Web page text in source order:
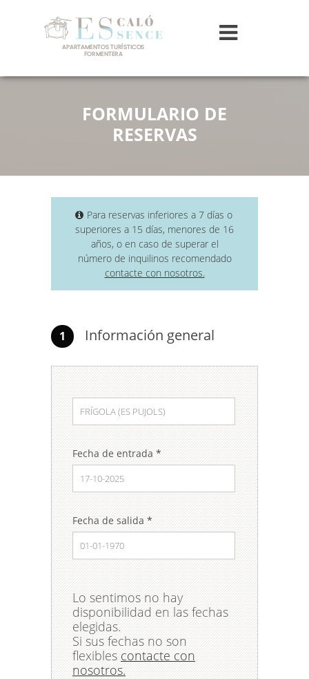
FORMULARIO DE
RESERVAS
Para reservas inferiores a 7 días o
superiores a 15 días, menores de 16
años, o en caso de superar el
número de inquilinos recomendado
contacte con nosotros.
1 Información general
Fecha de entrada *
Fecha de salida *
Lo sentimos no hay
disponibilidad en las fechas
elegidas.
Si sus fechas no son
flexibles contacte con
nosotros.